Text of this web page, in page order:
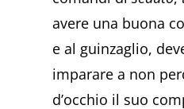
avere una buona
e al guinzaglio,
imparare a non
d’occhio il suo